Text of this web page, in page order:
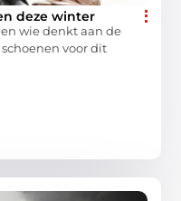
deze winter
wie denkt aan de
voor dit